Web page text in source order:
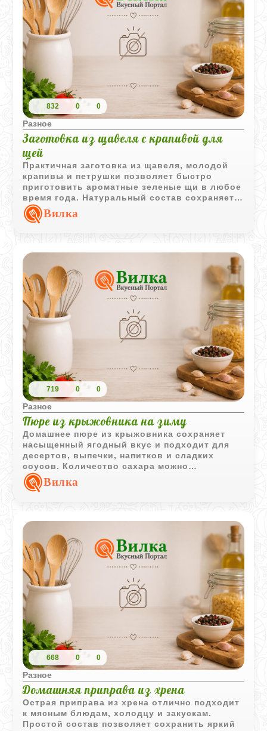
832 0 0
Разное
Заготовка из щавеля с крапивой для
щей
Практичная заготовка из щавеля, молодой
крапивы и петрушки позволяет быстро
приготовить ароматные зеленые щи в любое
время года. Натуральный состав сохраняет
характерный вкус свежей зелени.
Вилка
719 0 0
Разное
Пюре из крыжовника на зиму
Домашнее пюре из крыжовника сохраняет
насыщенный ягодный вкус и подходит для
десертов, выпечки, напитков и сладких
соусов. Количество сахара можно
регулировать по своему вкусу.
Вилка
668 0 0
Разное
Домашняя приправа из хрена
Острая приправа из хрена отлично подходит
к мясным блюдам, холодцу и закускам.
Простой состав позволяет сохранить яркий